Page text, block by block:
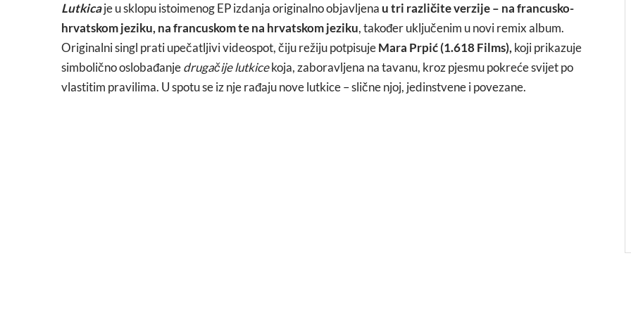
Lutkicaje u sklopu istoimenog EP izdanja originalno objavljena u tri različite verzije – na francusko-
hrvatskom jeziku, na francuskom te na hrvatskom jeziku, također uključenim u novi remix album.
Originalni singl prati upečatljivi videospot, čiju režiju potpisujeMara Prpić (1.618 Films), koji prikazuje
simbolično oslobađanjedrugačije lutkicekoja, zaboravljena na tavanu, kroz pjesmu pokreće svijet po
vlastitim pravilima. U spotu se iz nje rađaju nove lutkice – slične njoj, jedinstvene i povezane.